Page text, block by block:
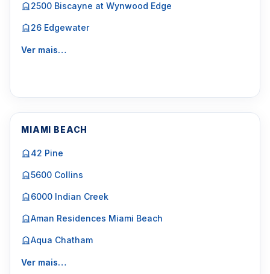
2500 Biscayne at Wynwood Edge
26 Edgewater
Ver mais…
MIAMI BEACH
42 Pine
5600 Collins
6000 Indian Creek
Aman Residences Miami Beach
Aqua Chatham
Ver mais…